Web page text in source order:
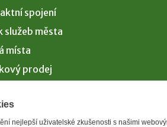
spojení
služeb města
místa
prodej
nejlepší uživatelské zkušenosti s našimi